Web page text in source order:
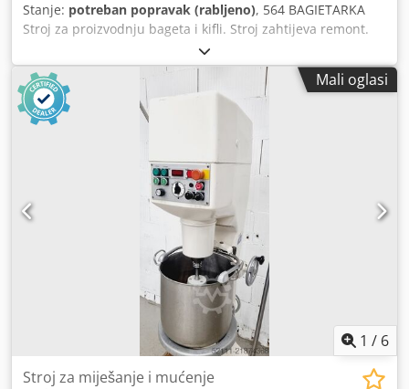
Stanje: potreban popravak (rabljeno), 564 BAGIETARKA
Stroj za proizvodnju bageta i kifli. Stroj zahtijeva remont.
Uređaj spreman za pregled nalazi se u našem skladištu
(36-068 Bachórz, Poljska). Navedena cijena je neto cijena.
GOVORIMO ENGLESKI, NJEMAČKI I FRANCUSKI. Csdpfxoiza
Izs Afiorf
Mali oglasi
1 / 6
Stroj za miješanje i mućenje